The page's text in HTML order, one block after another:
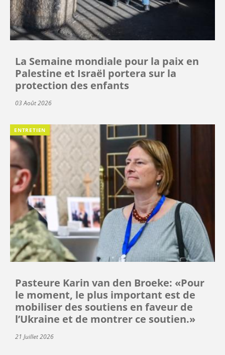
La Semaine mondiale pour la paix en
Palestine et Israël portera sur la
protection des enfants
03 Août 2026
ENTRETIEN
Pasteure Karin van den Broeke: «Pour
le moment, le plus important est de
mobiliser des soutiens en faveur de
l’Ukraine et de montrer ce soutien.»
21 Juillet 2026